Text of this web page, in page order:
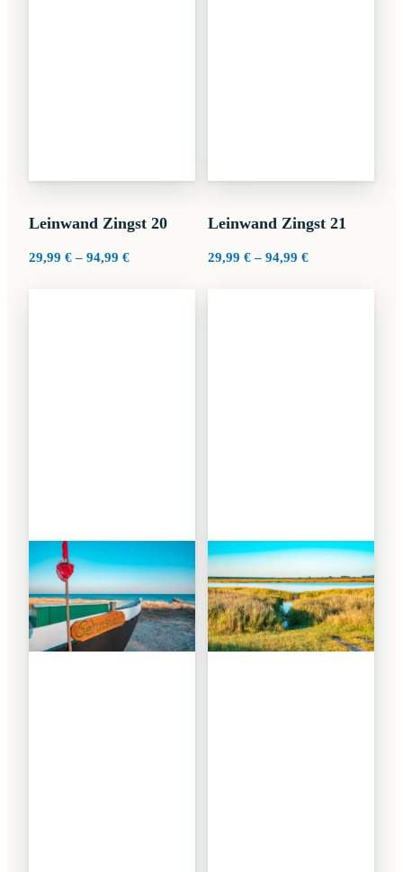
Leinwand Zingst 20
29,99 € – 94,99 €Preisspanne:
Leinwand Zingst 21
29,99 € – 94,99 €Preisspanne: